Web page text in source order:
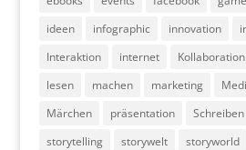
ideen
infographic innovation
Interaktion
internet Kollaboration
lesen
machen marketing
Märchen
präsentation Schreiben
storytelling
storywelt storyworld